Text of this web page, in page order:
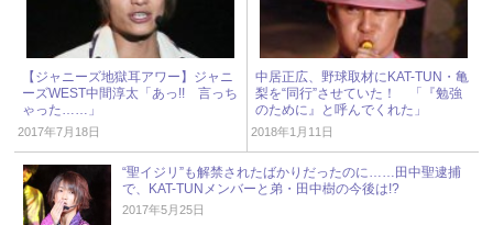
【ジャニーズ地獄耳アワー】ジャニ
ーズWEST中間淳太「あっ!! 言っち
ゃった……」
2017年7月18日
中居正広、野球取材にKAT-TUN・亀
梨を“同行”させていた！ 「『勉強
のために』と呼んでくれた」
2018年1月11日
“聖イジリ”も解禁されたばかりだったのに……田中聖逮捕
で、KAT-TUNメンバーと弟・田中樹の今後は!?
2017年5月25日